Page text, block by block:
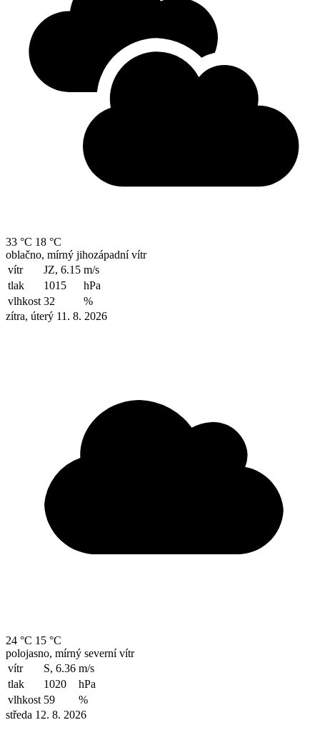
33 °C 18 °C
oblačno, mírný jihozápadní vítr
vítr
JZ, 6.15 m/s
tlak
1015
hPa
vlhkost 32
%
zítra, úterý 11. 8. 2026
24 °C 15 °C
polojasno, mírný severní vítr
vítr
S, 6.36 m/s
tlak
1020
hPa
vlhkost 59
%
středa 12. 8. 2026